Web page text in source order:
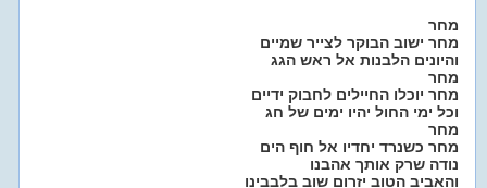
מחר
מחר ישוב הבוקר לצייר שמיים
והיונים הלבנות אל ראש הגג
מחר
מחר יוכלו החיילים לחבוק ידיים
וכל ימי החול יהיו ימים של חג
מחר
מחר כשנרד יחדיו אל חוף הים
נודה שרק אותך אהבנו
והאביב הטוב יזרום שוב בלבבינו